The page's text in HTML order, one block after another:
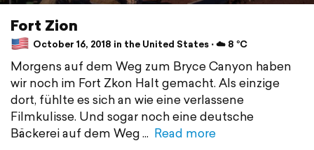
Fort Zion
October 16, 2018 in the United States ⋅ ☁️ 8 °C
Morgens auf dem Weg zum Bryce Canyon haben
wir noch im Fort Zkon Halt gemacht. Als einzige
dort, fühlte es sich an wie eine verlassene
Filmkulisse. Und sogar noch eine deutsche
Bäckerei auf dem Weg
Read more